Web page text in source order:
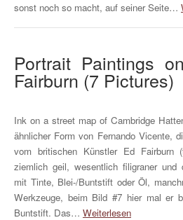
sonst noch so macht, auf seiner Seite…
Portrait Paintings
Fairburn (7 Pictures)
Ink on a street map of Cambridge
ähnlicher Form von Fernando Vicente,
vom britischen Künstler Ed Fairburn
ziemlich geil, wesentlich filigraner und
mit Tinte, Blei-/Buntstift oder Öl,
Werkzeuge, beim Bild #7 hier mal er
Buntstift. Das… Weiterlesen